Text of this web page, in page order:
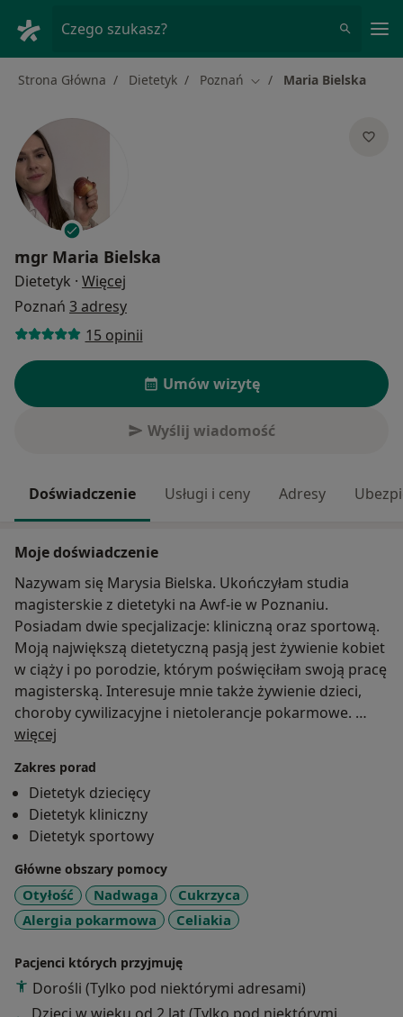
Czego szukasz?
Strona Główna Dietetyk Poznań Zmień miasto
Maria Bielska
mgr Maria Bielska
Dietetyk · Więcej
Poznań 3 adresy
15 opinii
Umów wizytę
Wyślij wiadomość
Doświadczenie Usługi i ceny Adresy
Moje doświadczenie
Nazywam się Marysia Bielska. Ukończyłam studia
magisterskie z dietetyki na Awf-ie w Poznaniu.
Posiadam dwie specjalizacje: kliniczną oraz sportową.
Moją największą dietetyczną pasją jest żywienie kobiet
w ciąży i po porodzie, którym poświęciłam swoją pracę
magisterską. Interesuje mnie także żywienie dzieci,
choroby cywilizacyjne i nietolerancje pokarmowe.
Dodatkowo jestem instruktorką Aqua fitness, dlatego
fizyczna, którą rozpowszechniam u swoich
podopiecznych. W mojej pracy kieruję się holistycznym
i indywidualnym podejściem do pacjenta. Do
zobaczenia w gabinecie!
więcej
Zakres porad
Dietetyk dziecięcy
Dietetyk kliniczny
Dietetyk sportowy
Główne obszary pomocy
Otyłość Nadwaga
Cukrzyca
Alergia pokarmowa
Celiakia
Pacjenci których przyjmuję
Dorośli (Tylko pod niektórymi adresami)